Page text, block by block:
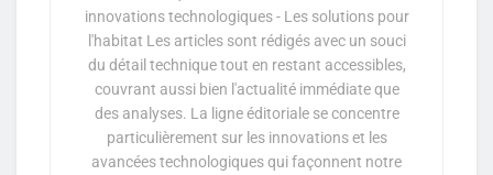
innovations technologiques - Les solutions pour
l'habitat Les articles sont rédigés avec un souci
du détail technique tout en restant accessibles,
couvrant aussi bien l'actualité immédiate que
des analyses. La ligne éditoriale se concentre
particulièrement sur les innovations et les
avancées technologiques qui façonnent notre